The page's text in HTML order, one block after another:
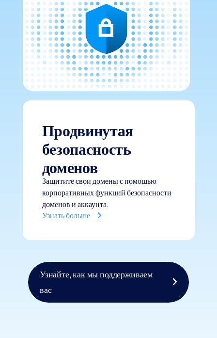
Продвинутая
безопасность
доменов
Защитите свои домены с помощью
корпоративных функций безопасности
доменов и аккаунта.
Узнать больше
Узнайте, как мы поддерживаем
вас